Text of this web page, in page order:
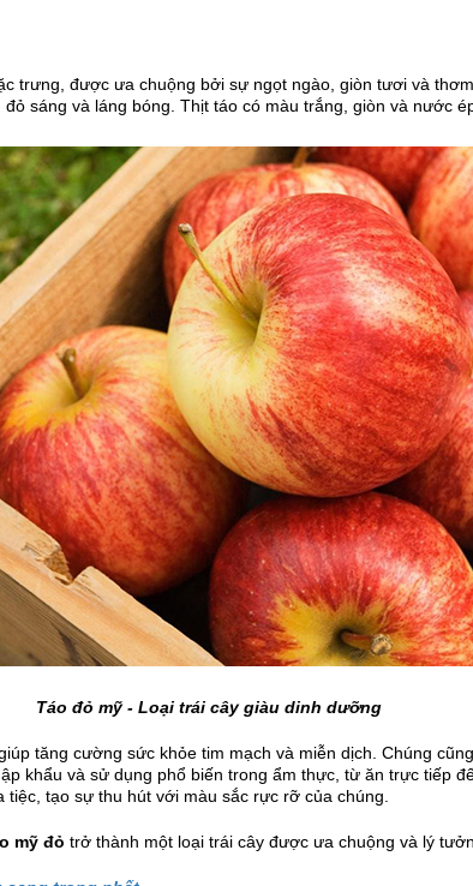
trưng, được ưa chuộng bởi sự ngọt ngào, giòn tươi và
sáng và láng bóng. Thịt táo có màu trắng, giòn và nước
Táo đỏ mỹ - Loại trái cây giàu dinh dưỡng
tăng cường sức khỏe tim mạch và miễn dịch. Chúng
khẩu và sử dụng phổ biến trong ẩm thực, từ ăn trực tiếp
tạo sự thu hút với màu sắc rực rỡ của chúng.
mỹ đỏ trở thành một loại trái cây được ưa chuộng và lý